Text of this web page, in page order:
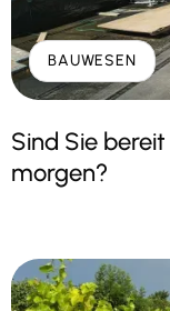
BAUWESEN
Sind Sie
morgen?